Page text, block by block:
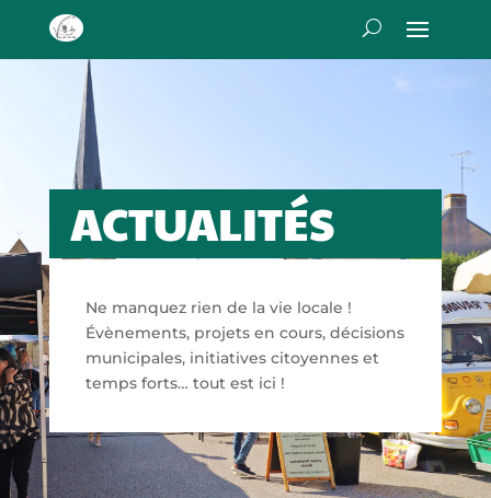
ACTUALITÉS
Ne manquez rien de la vie locale !
Évènements, projets en cours, décisions
municipales, initiatives citoyennes et
temps forts… tout est ici !